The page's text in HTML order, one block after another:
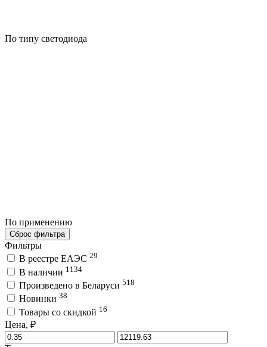
По типу светодиода
По применению
Сброс фильтра
Фильтры
В реестре ЕАЭС 29
В наличии 1134
Произведено в Беларуси 518
Новинки 38
Товары со скидкой 16
Цена, ₽